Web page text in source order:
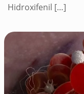
Hidroxifenil […]